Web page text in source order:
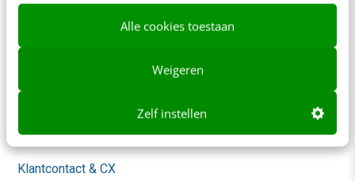
Alle cookies toestaan
Weigeren
Zelf instellen
Werken bij
Content & Communicatie
Klantcontact & CX